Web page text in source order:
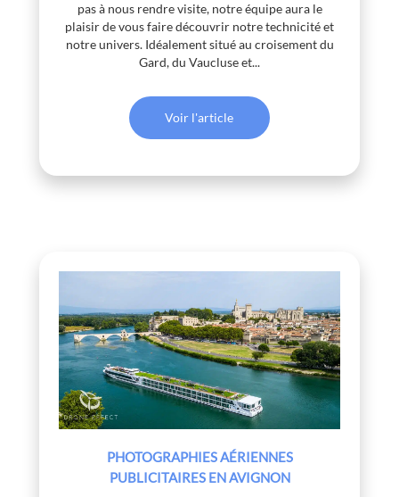
pas à nous rendre visite, notre équipe aura le
plaisir de vous faire découvrir notre technicité et
notre univers. Idéalement situé au croisement du
Gard, du Vaucluse et...
Voir l'article
PHOTOGRAPHIES AÉRIENNES
PUBLICITAIRES EN AVIGNON